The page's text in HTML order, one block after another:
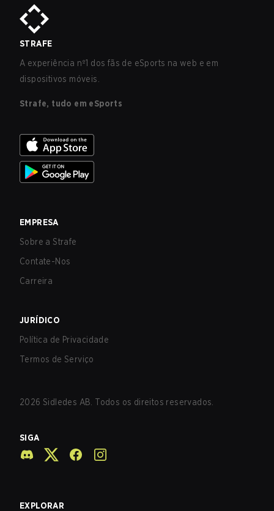
STRAFE
A experiência nº1 dos fãs de eSports na web e em
dispositivos móveis.
Strafe, tudo em eSports
EMPRESA
Sobre a Strafe
Contate-Nos
Carreira
JURÍDICO
Política de Privacidade
Termos de Serviço
2026 Sidledes AB. Todos os direitos reservados.
SIGA
EXPLORAR